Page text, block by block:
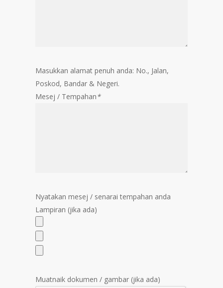
Masukkan alamat penuh anda: No., Jalan,
Poskod, Bandar & Negeri.
Mesej / Tempahan*
Nyatakan mesej / senarai tempahan anda
Lampiran (jika ada)
Muatnaik dokumen / gambar (jika ada)